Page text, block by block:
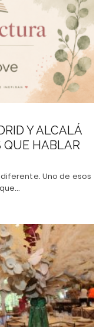
Y ALCALÁ
QUE HABLAR
Uno de esos